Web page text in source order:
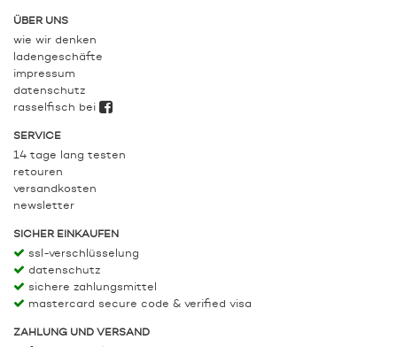
ÜBER UNS
wie wir denken
ladengeschäfte
impressum
datenschutz
rasselfisch bei
SERVICE
14 tage lang testen
retouren
versandkosten
newsletter
SICHER EINKAUFEN
ssl-verschlüsselung
datenschutz
sichere zahlungsmittel
mastercard secure code & verified visa
ZAHLUNG UND VERSAND